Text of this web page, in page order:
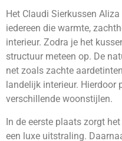
Het Claudi Sierkussen
iedereen die warmte,
interieur. Zodra je het
structuur meteen op. De
net zoals zachte
landelijk interieur.
verschillende woonstijlen.
In de eerste plaats zorgt
een luxe uitstraling.